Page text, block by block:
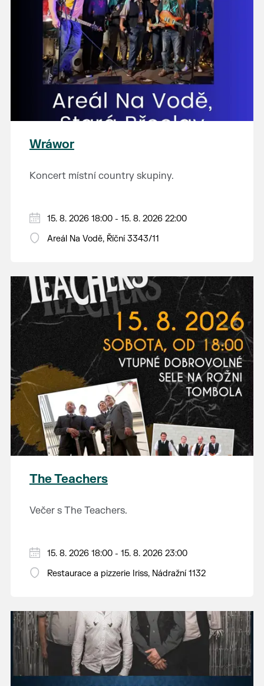
Wráwor
Koncert místní country skupiny.
15. 8. 2026 18:00 - 15. 8. 2026 22:00
Areál Na Vodě, Říční 3343/11
The Teachers
Večer s The Teachers.
15. 8. 2026 18:00 - 15. 8. 2026 23:00
Restaurace a pizzerie Iriss, Nádražní 1132